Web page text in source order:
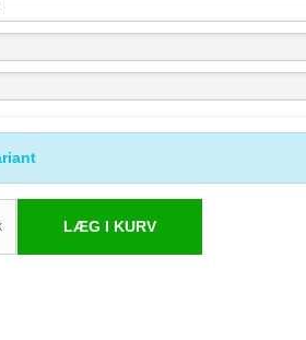
LÆG I KURV